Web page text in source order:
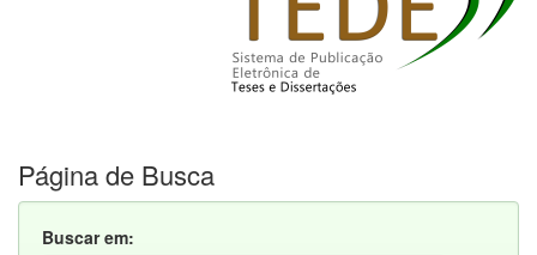
Página de Busca
Buscar em: